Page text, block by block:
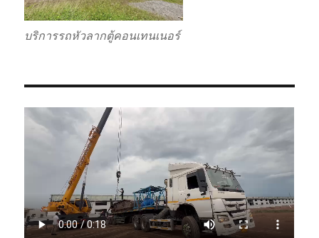
บริการรถหัวลากตู้คอนเทนเนอร์